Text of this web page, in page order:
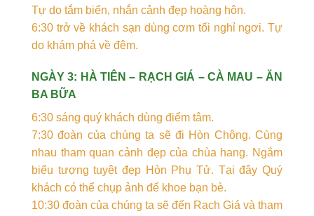
Tự do tắm biển, nhắn cảnh đẹp hoàng hôn.
6:30 trở về khách sạn dùng cơm tối nghỉ ngơi. Tự
do khám phá về đêm.
NGÀY 3: HÀ TIÊN – RẠCH GIÁ – CÀ MAU – ĂN
BA BỮA
6:30 sáng quý khách dùng điểm tâm.
7:30 đoàn của chúng ta sẽ đi Hòn Chông. Cùng
nhau tham quan cảnh đẹp của chùa hang. Ngắm
biểu tượng tuyệt đẹp Hòn Phụ Tử. Tại đây Quý
khách có thể chụp ảnh để khoe bạn bè.
10:30 đoàn của chúng ta sẽ đến Rạch Giá và tham